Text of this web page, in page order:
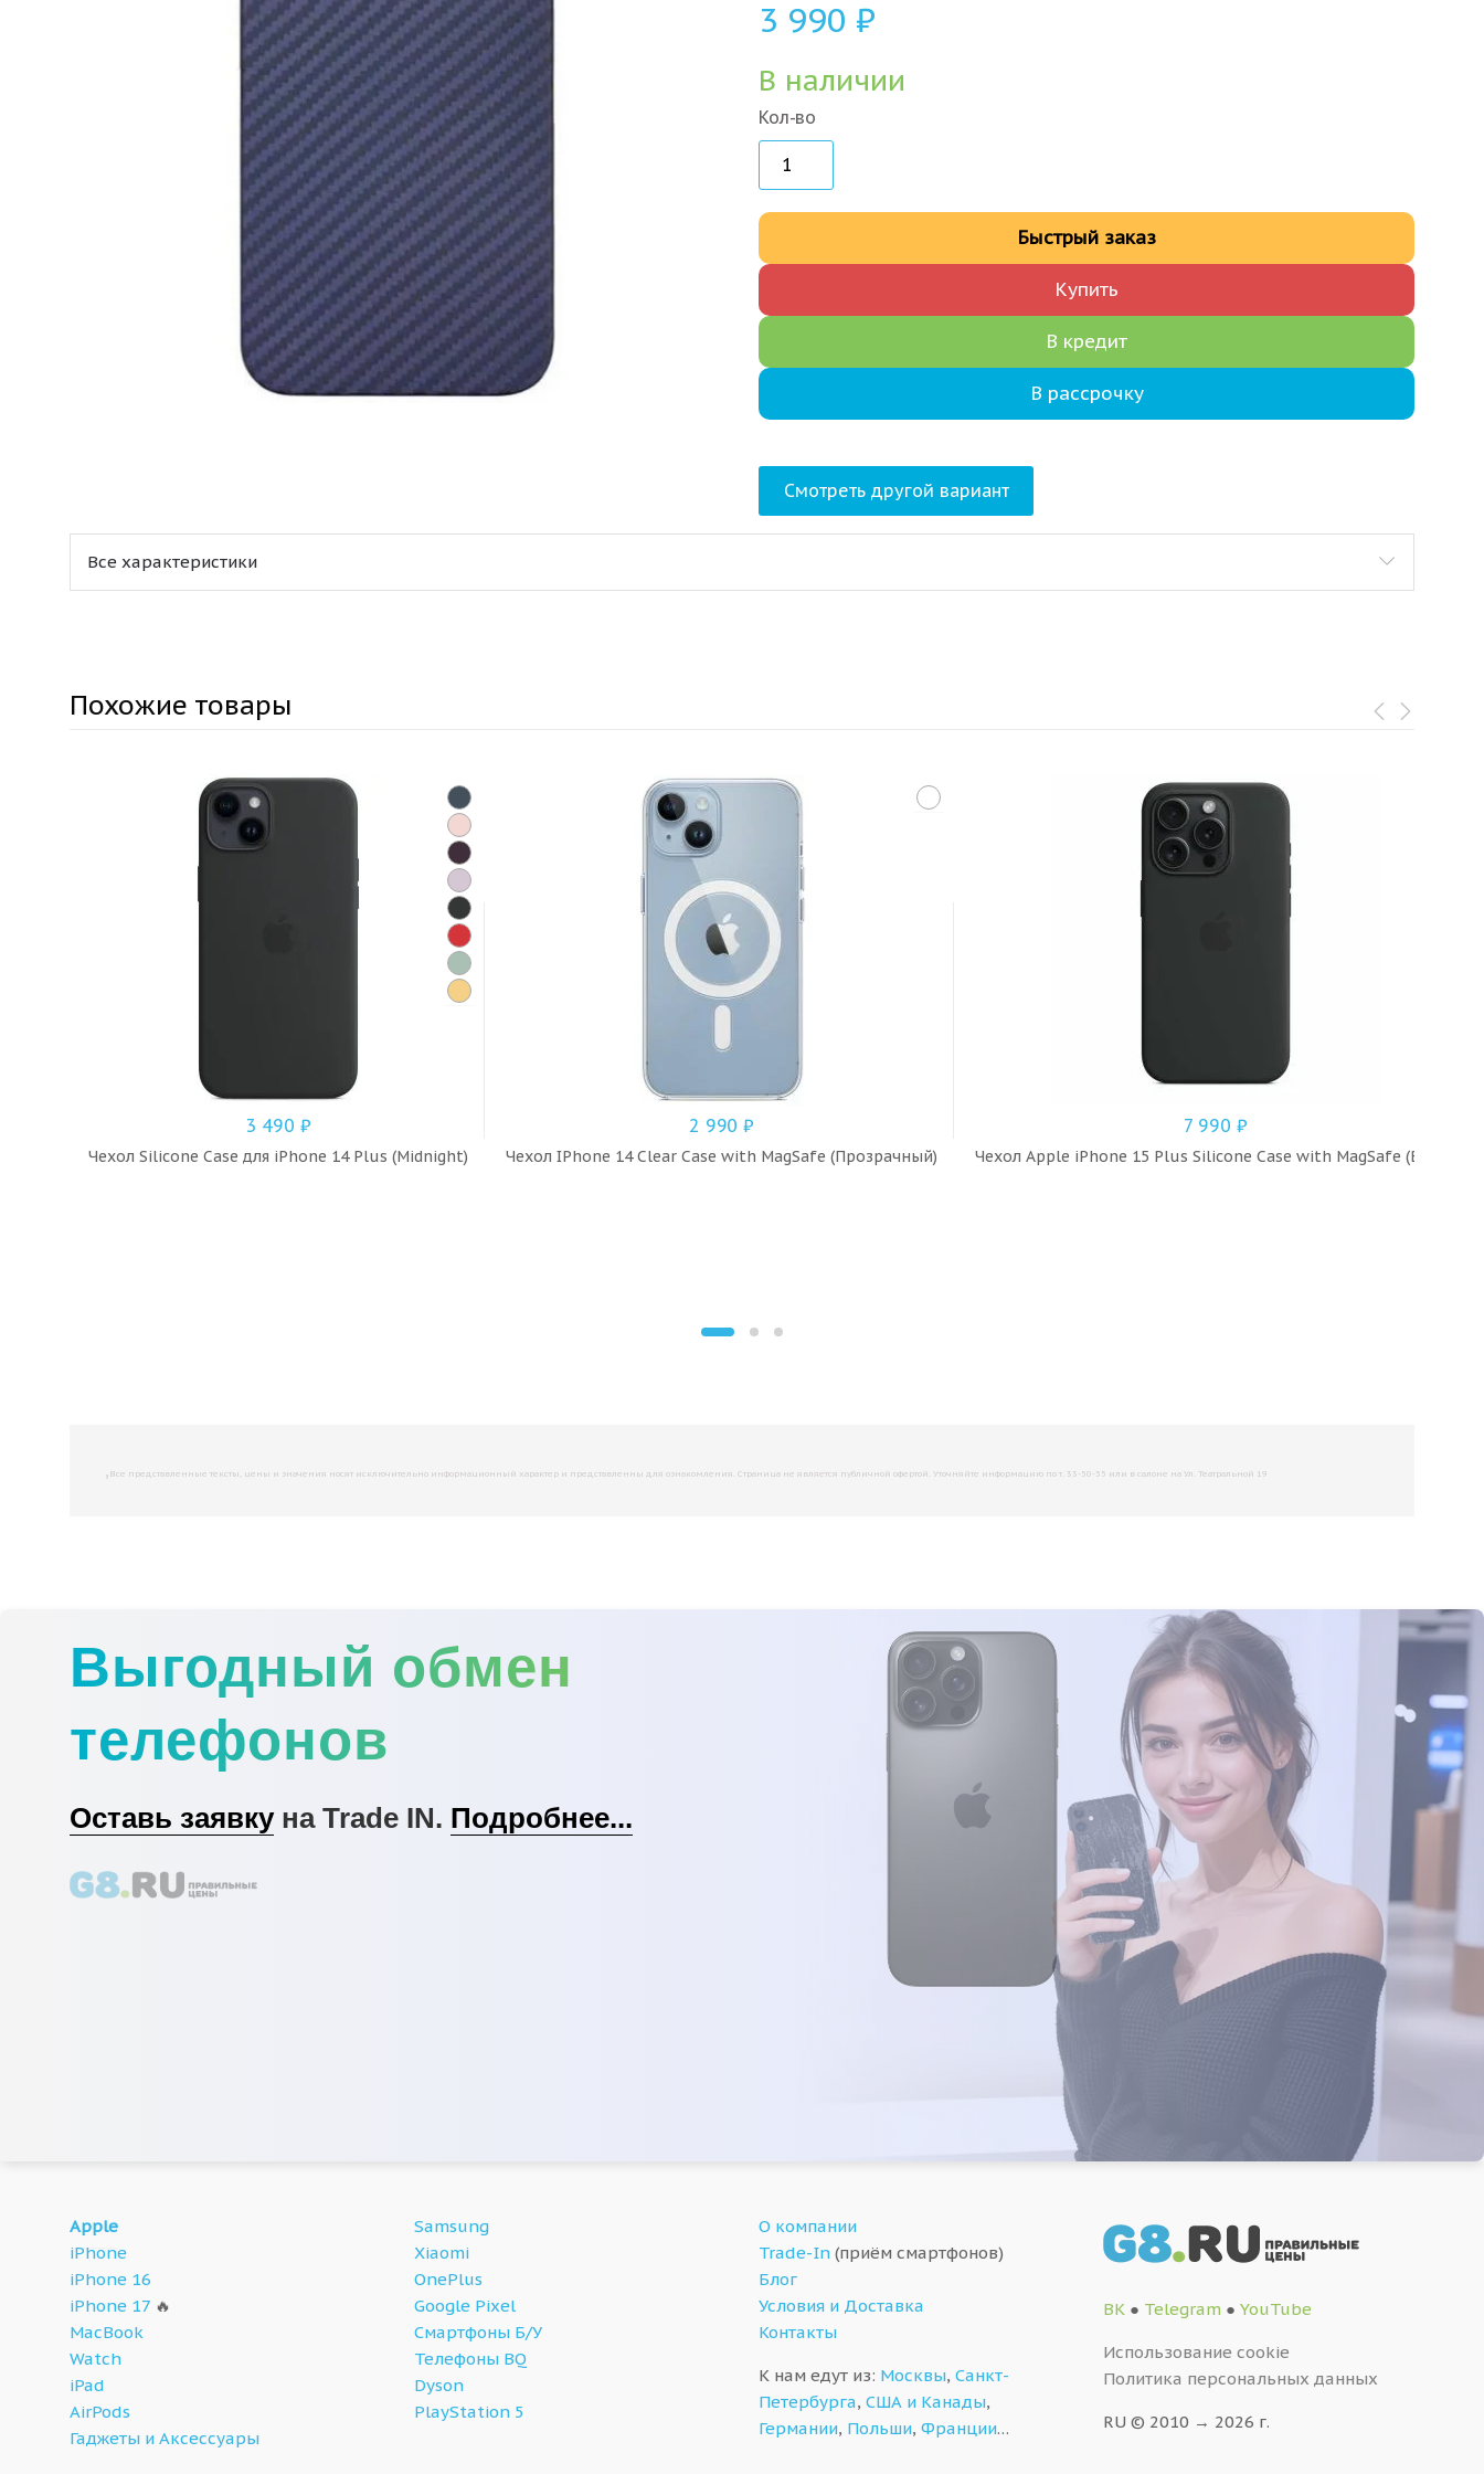
3 990 ₽
В наличии
Кол-во
Купить
Быстрый заказ
В кредит
В рассрочку
Смотреть другой вариант
Все характеристики
Похожие товары
3 490 ₽
Чехол Silicone Case для iPhone 14 Plus (Midnight)
2 990₽
Чехол IPhone 14 Clear Case with MagSafe (Прозрачный)
7 990 ₽
Чехол Apple iPhone 15 Plus Silicone Case with MagSafe (Black)
, Все представленные тексты, цены и значения носят исключительно информационный характер и представленны для ознакомления. Страница не является публичной офертой. Уточняйте информацию по т. 33-50-55 или в салоне на Ул. Театральной 19
Выгодный обмен
телефонов
Оставь заявкуна Trade IN. Подробнее...
Apple
iPhone
iPhone 16
iPhone 17 🔥
MacBook
Watch
iPad
AirPods
Гаджеты и Аксессуары
Samsung
Xiaomi
OnePlus
Google Pixel
Смартфоны Б/У
Телефоны BQ
Dyson
PlayStation 5
О компании
Trade-In (приём смартфонов)
Блог
Условия и Доставка
Контакты
К нам едут из: Москвы, Санкт-
Петербурга, США и Канады,
Германии, Польши, Франции…
ВК ● Telegram ● YouTube
Использование cookie
Политика персональных данных
RU © 2010 → 2026 г.